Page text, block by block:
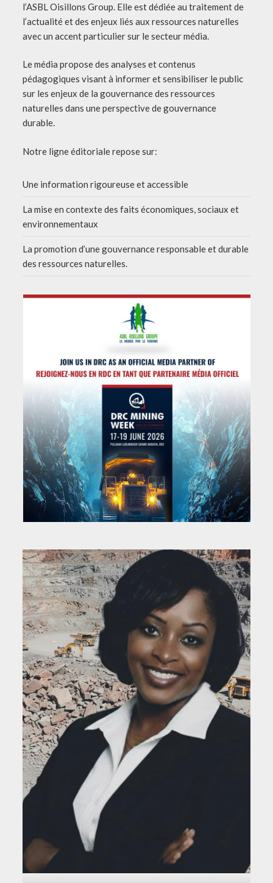
l’ASBL Oisillons Group. Elle est dédiée au traitement de
l’actualité et des enjeux liés aux ressources naturelles
avec un accent particulier sur le secteur média.
Le média propose des analyses et contenus
pédagogiques visant à informer et sensibiliser le public
sur les enjeux de la gouvernance des ressources
naturelles dans une perspective de gouvernance
durable.
Notre ligne éditoriale repose sur:
Une information rigoureuse et accessible
La mise en contexte des faits économiques, sociaux et
environnementaux
La promotion d’une gouvernance responsable et durable
des ressources naturelles.